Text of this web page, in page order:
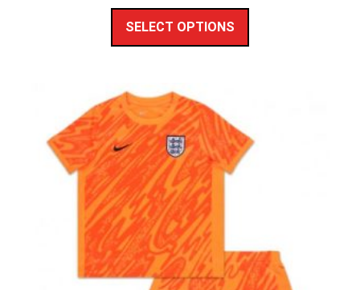
SELECT OPTIONS